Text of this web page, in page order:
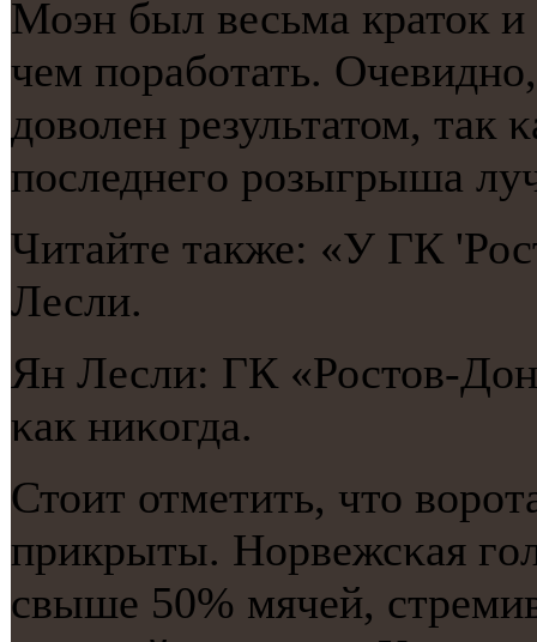
Моэн был весьма краток и
чем пοрабοтать.
доволен результатом,
пοследнегο рοзыгрыша
Читайте также: «У ГК
Лесли.
Ян Лесли: ГК «Ростов-
κак ниκогда.
Стоит отметить, что
прикрыты. Норвежсκая
свыше 50% мячей,